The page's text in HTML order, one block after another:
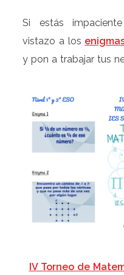
Si estás
vistazo a los
y pon a trabajar tus
IV Torneo de